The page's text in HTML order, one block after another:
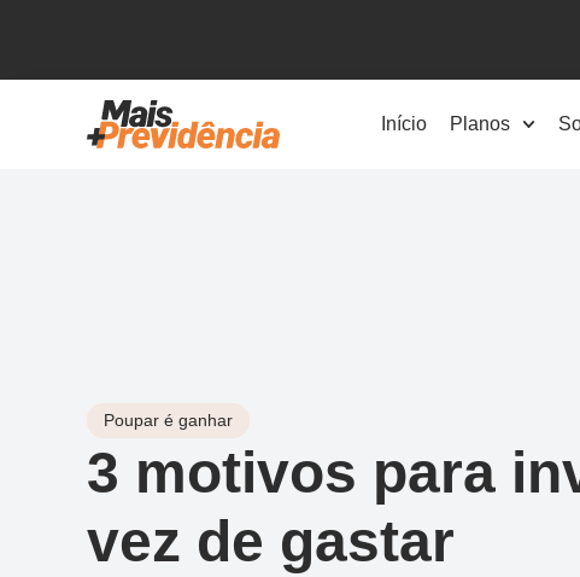
Início Planos
Poupar é ganhar
3 motivos para
vez de gastar